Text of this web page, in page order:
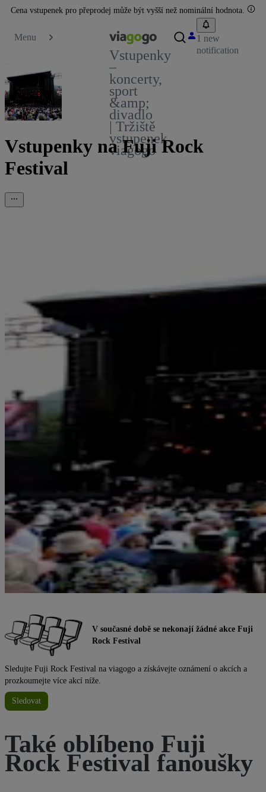
Cena vstupenek pro přeprodej může být vyšší než nominální hodnota.
Menu
Vstupenky
–
koncerty,
sport
&amp;
divadlo
| Tržiště
vstupenek
viagogo
1 new
notification
Vstupenky na Fuji Rock
Festival
V současné době se nekonají žádné akce Fuji
Rock Festival
Sledujte Fuji Rock Festival na viagogo a získávejte oznámení o akcích a
prozkoumejte více akcí níže.
Sledovat
Také oblíbeno Fuji
Rock Festival fanoušky